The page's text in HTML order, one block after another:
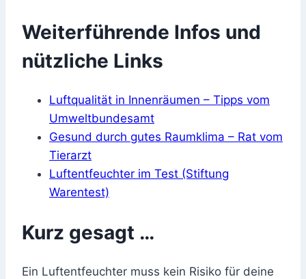
Weiterführende Infos und
nützliche Links
Luftqualität in Innenräumen – Tipps vom
Umweltbundesamt
Gesund durch gutes Raumklima – Rat vom
Tierarzt
Luftentfeuchter im Test (Stiftung
Warentest)
Kurz gesagt …
Ein Luftentfeuchter muss kein Risiko für deine